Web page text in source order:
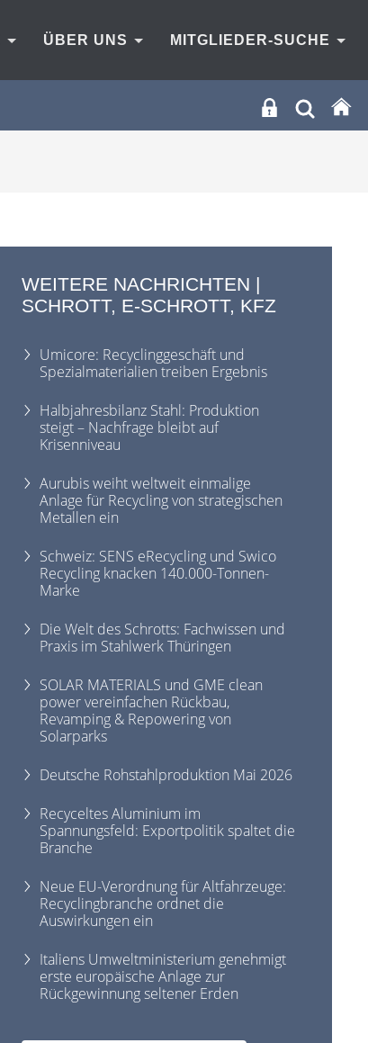
ÜBER UNS MITGLIEDER-SUCHE
WEITERE NACHRICHTEN |
SCHROTT, E-SCHROTT, KFZ
Umicore: Recyclinggeschäft und
Spezialmaterialien treiben Ergebnis
Halbjahresbilanz Stahl: Produktion
steigt – Nachfrage bleibt auf
Krisenniveau
Aurubis weiht weltweit einmalige
Anlage für Recycling von strategischen
Metallen ein
Schweiz: SENS eRecycling und Swico
Recycling knacken 140.000-Tonnen-
Marke
Die Welt des Schrotts: Fachwissen und
Praxis im Stahlwerk Thüringen
SOLAR MATERIALS und GME clean
power vereinfachen Rückbau,
Revamping & Repowering von
Solarparks
Deutsche Rohstahlproduktion Mai 2026
Recyceltes Aluminium im
Spannungsfeld: Exportpolitik spaltet die
Branche
Neue EU-Verordnung für Altfahrzeuge:
Recyclingbranche ordnet die
Auswirkungen ein
Italiens Umweltministerium genehmigt
erste europäische Anlage zur
Rückgewinnung seltener Erden